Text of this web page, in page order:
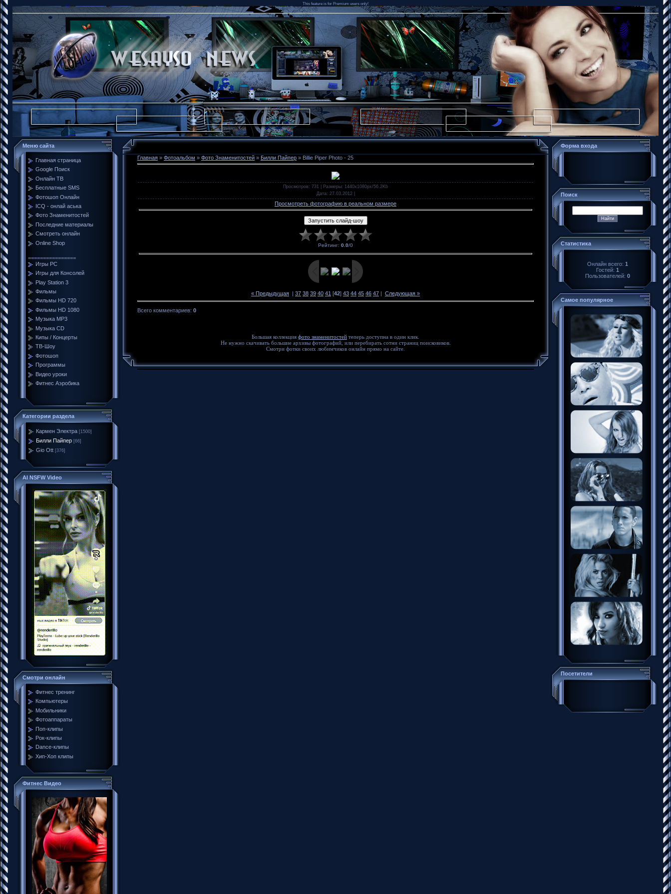
This feature is for Premium users only!
Меню сайта
Главная страница
Google Поиск
Онлайн ТВ
Бесплатные SMS
Фотошоп Онлайн
ICQ - онлай аська
Фото Знаменитостей
Последние материалы
Смотреть онлайн
Online Shop
================
Игры PC
Игры для Консолей
Play Station 3
Фильмы
Фильмы HD 720
Фильмы HD 1080
Музыка MP3
Музыка CD
Кипы / Концерты
ТВ-Шоу
Фотошоп
Программы
Видео уроки
Фитнес Аэробика
Категории раздела
Кармен Электра [1500]
Билли Пайпер [66]
Gio Ott [376]
AI NSFW Video
Смотри онлайн
Фитнес тренинг
Компьютеры
Мобильники
Фотоаппараты
Поп-клипы
Рок-клипы
Dance-клипы
Хип-Хоп клипы
Фитнес Видео
Главная » Фотоальбом » Фото Знаменитостей » Билли Пайпер » Billie Piper Photo - 25
Просмотров: 731 | Размеры: 1440x1080px/56.2Kb
Дата: 27.03.2012
Просмотреть фотографию в реальном размере
Рейтинг: 0.0/0
« Предыдущая | 37 38 39 40 41 [42] 43 44 45 46 47 | Следующая »
Всего комментариев: 0
Большая коллекция фото знаменитостей теперь доступна в один клик.
Не нужно скачивать большие архивы фотографий, или перебирать сотни страниц поисковиков.
Смотри фотки своих любимчиков онлайн прямо на сайте.
Форма входа
Поиск
Статистика
Онлайн всего: 1
Гостей: 1
Пользователей: 0
Самое популярное
Посетители